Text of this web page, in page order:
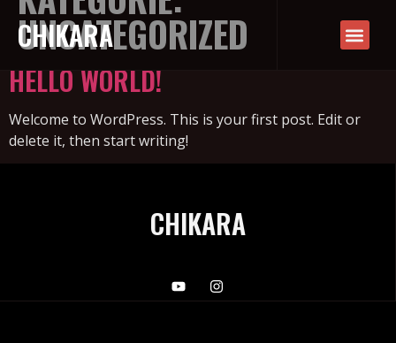
CHIKARA
UNCATEGORIZED
HELLO WORLD!
Welcome to WordPress. This is your first post. Edit or
delete it, then start writing!
CHIKARA